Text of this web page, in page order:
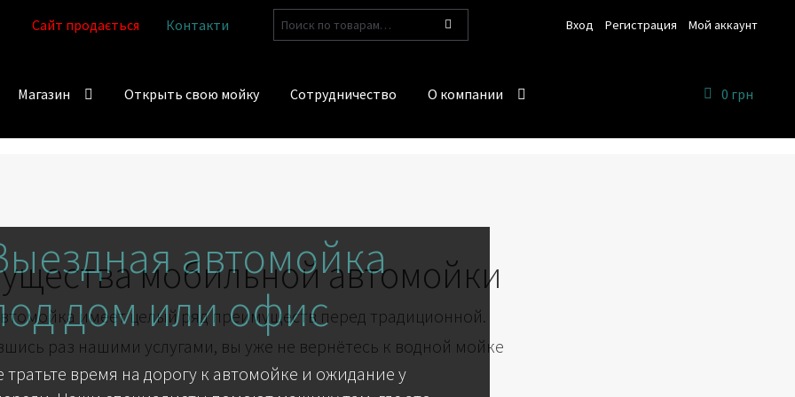
Сайт продається Контакти Искать: Вход Регистрация Мой аккаунт
Магазин Открыть свою мойку Сотрудничество О компании 0 грн
автомойка
дом или офис
тратьте время на дорогу к автомойке и ожидание у
мобильной автомойки
имеет целый ряд преимуществ перед традиционной.
раз нашими услугами, вы уже не вернётесь к водной мойке